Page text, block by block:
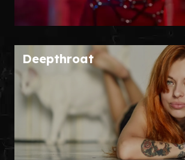
Deepthroat